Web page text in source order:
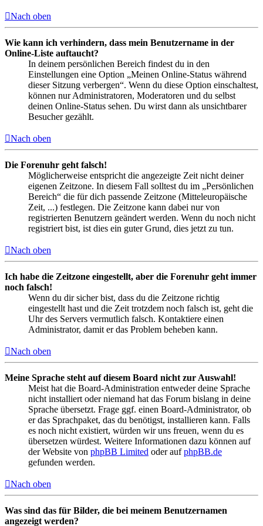
Nach oben
Wie kann ich verhindern, dass mein Benutzername in der
Online-Liste auftaucht?
In deinem persönlichen Bereich findest du in den
Einstellungen eine Option „Meinen Online-Status während
dieser Sitzung verbergen“. Wenn du diese Option einschaltest,
können nur Administratoren, Moderatoren und du selbst
deinen Online-Status sehen. Du wirst dann als unsichtbarer
Besucher gezählt.
Nach oben
Die Forenuhr geht falsch!
Möglicherweise entspricht die angezeigte Zeit nicht deiner
eigenen Zeitzone. In diesem Fall solltest du im „Persönlichen
Bereich“ die für dich passende Zeitzone (Mitteleuropäische
Zeit, ...) festlegen. Die Zeitzone kann dabei nur von
registrierten Benutzern geändert werden. Wenn du noch nicht
registriert bist, ist dies ein guter Grund, dies jetzt zu tun.
Nach oben
Ich habe die Zeitzone eingestellt, aber die Forenuhr geht immer
noch falsch!
Wenn du dir sicher bist, dass du die Zeitzone richtig
eingestellt hast und die Zeit trotzdem noch falsch ist, geht die
Uhr des Servers vermutlich falsch. Kontaktiere einen
Administrator, damit er das Problem beheben kann.
Nach oben
Meine Sprache steht auf diesem Board nicht zur Auswahl!
Meist hat die Board-Administration entweder deine Sprache
nicht installiert oder niemand hat das Forum bislang in deine
Sprache übersetzt. Frage ggf. einen Board-Administrator, ob
er das Sprachpaket, das du benötigst, installieren kann. Falls
es noch nicht existiert, würden wir uns freuen, wenn du es
übersetzen würdest. Weitere Informationen dazu können auf
der Website von phpBB Limited oder aufphpBB.de
gefunden werden.
Nach oben
Was sind das für Bilder, die bei meinem Benutzernamen
angezeigt werden?